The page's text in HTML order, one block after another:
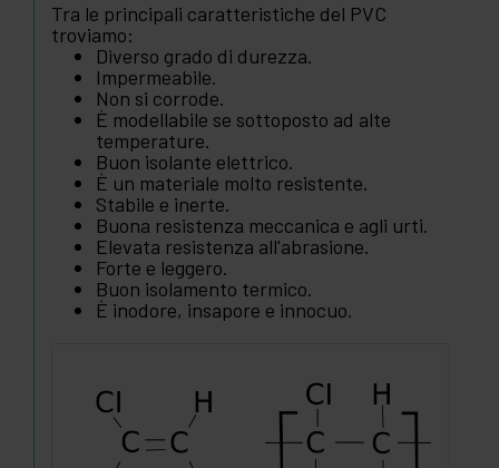
Tra le principali caratteristiche del PVC
troviamo:
Diverso grado di durezza.
Impermeabile.
Non si corrode.
È modellabile se sottoposto ad alte
temperature.
Buon isolante elettrico.
È un materiale molto resistente.
Stabile e inerte.
Buona resistenza meccanica e agli urti.
Elevata resistenza all'abrasione.
Forte e leggero.
Buon isolamento termico.
È inodore, insapore e innocuo.